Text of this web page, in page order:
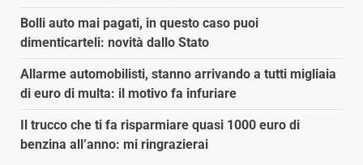
Bolli auto mai pagati, in questo caso puoi
dimenticarteli: novità dallo Stato
Allarme automobilisti, stanno arrivando a tutti migliaia
di euro di multa: il motivo fa infuriare
Il trucco che ti fa risparmiare quasi 1000 euro di
benzina all’anno: mi ringrazierai